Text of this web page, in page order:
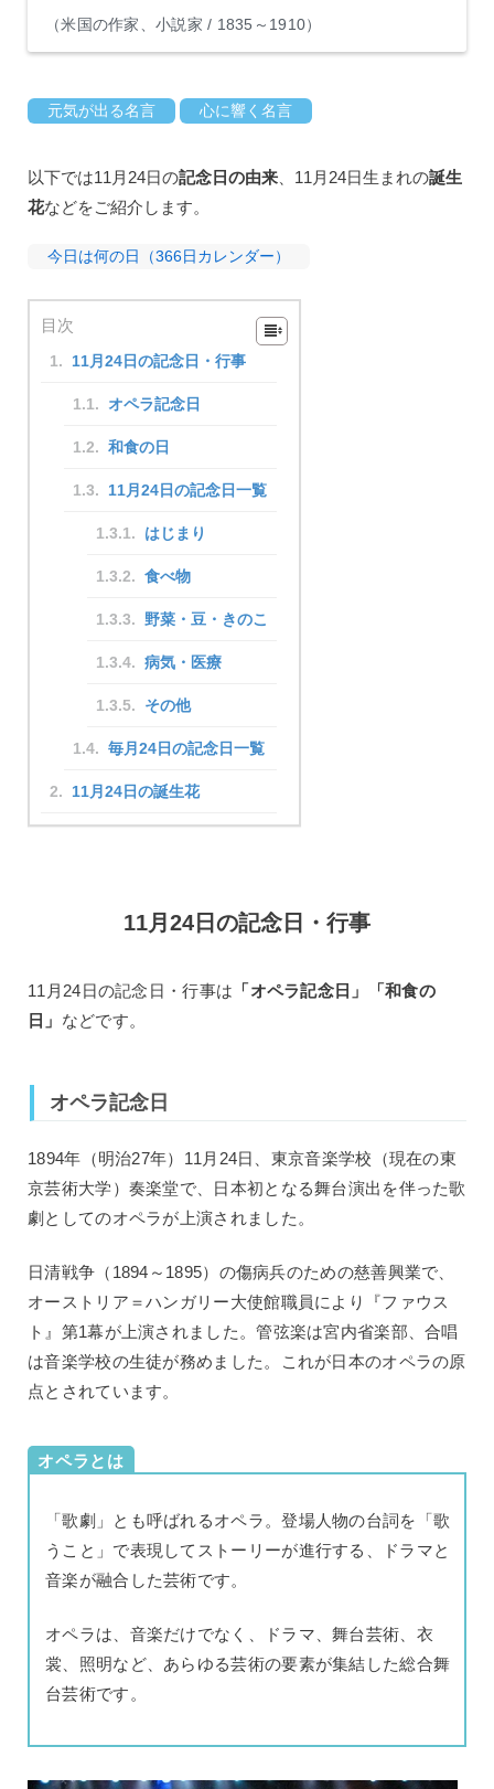
（米国の作家、小説家 / 1835～1910）
元気が出る名言 心に響く名言
以下では11月24日の記念日の由来 、11月24日生まれの誕生
花などをご紹介します。
今日は何の日（366日カレンダー）
目次
11月24日の記念日・行事
オペラ記念日
和食の日
11月24日の記念日一覧
はじまり
食べ物
野菜・豆・きのこ
病気・医療
その他
毎月24日の記念日一覧
11月24日の誕生花
11月24日の記念日・行事
11月24日の記念日・行事は 「オペラ記念日」「和食の
日」 などです。
オペラ記念日
1894年（明治27年）11月24日、東京音楽学校（現在の東
京芸術大学）奏楽堂で、日本初となる舞台演出を伴った歌
劇としてのオペラが上演されました。
日清戦争（1894～1895）の傷病兵のための慈善興業で、
オーストリア＝ハンガリー大使館職員により『ファウス
ト』第1幕が上演されました。管弦楽は宮内省楽部、合唱
は音楽学校の生徒が務めました。これが日本のオペラの原
点とされています。
オペラとは
「歌劇」とも呼ばれるオペラ。登場人物の台詞を「歌
うこと」で表現してストーリーが進行する、ドラマと
音楽が融合した芸術です。
オペラは、音楽だけでなく、ドラマ、舞台芸術、衣
裳、照明など、あらゆる芸術の要素が集結した総合舞
台芸術です。